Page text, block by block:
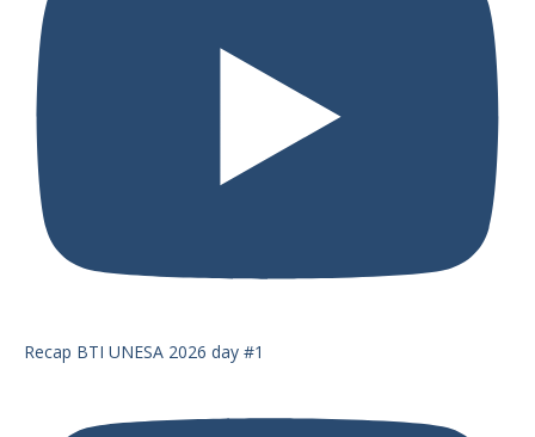
Recap BTI UNESA 2026 day #1